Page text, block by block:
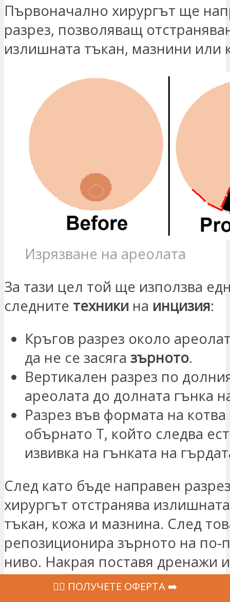
Първоначално хирургът ще
разрез, позволяващ
излишната тъкан, мазнини или
Изрязване на ареолата
За тази цел той ще използва
следните техники на инцизия:
Кръгов разрез около
да не се засяга зърното.
Вертикален разрез по
ареолата до долната гънка
Разрез във формата на
обърнато Т, който следва
извивка на гънката на
След като бъде направен
хирургът отстранява
тъкан, кожа и мазнина. След
репозиционира зърното на по-
ниво. Накрая поставя дренажи
разреза с шевове.
‍👩‍⚕ ПОЛУЧЕТЕ ОФЕРТА ➡️